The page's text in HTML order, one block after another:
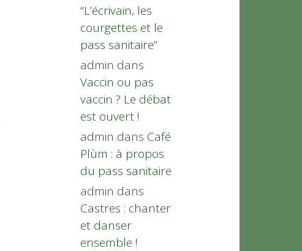
“L’écrivain, les
courgettes et le
pass sanitaire”
admin dans
Vaccin ou pas
vaccin ? Le débat
est ouvert !
admin dans Café
Plùm : à propos
du pass sanitaire
admin dans
Castres : chanter
et danser
ensemble !